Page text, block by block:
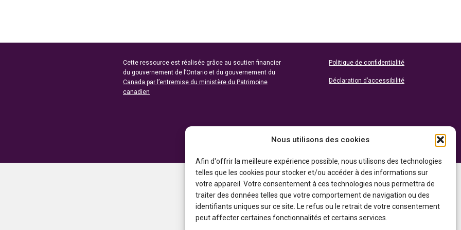
Nous utilisons des cookies
Afin d'offrir la meilleure expérience possible, nous utilisons des technologies
telles que les cookies pour stocker et/ou accéder à des informations sur
votre appareil. Votre consentement à ces technologies nous permettra de
traiter des données telles que votre comportement de navigation ou des
identifiants uniques sur ce site. Le refus ou le retrait de votre consentement
peut affecter certaines fonctionnalités et certains services.
Cette ressource est réalisée grâce au soutien financier
du gouvernement de l’Ontario et du gouvernement du
Canada par l’entremise du ministère du Patrimoine
canadien
Politique de confidentialité
Déclaration d’accessibilité